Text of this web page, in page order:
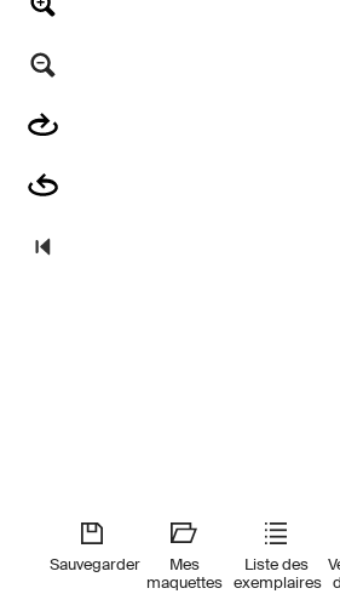
Sauvegarder
Mes
maquettes
Liste des
exemplaires